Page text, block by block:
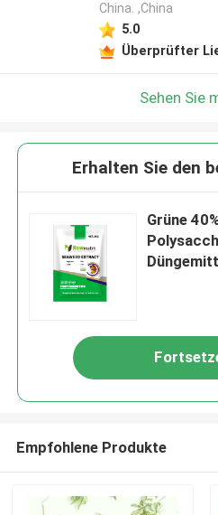
China. ,China
5.0
Überprüfter
Sehen Sie
Erhalten Sie den
Grüne
Empfohlene Produkte